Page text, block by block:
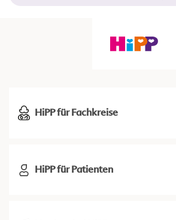
HiPP für Fachkreise
HiPP für Patienten